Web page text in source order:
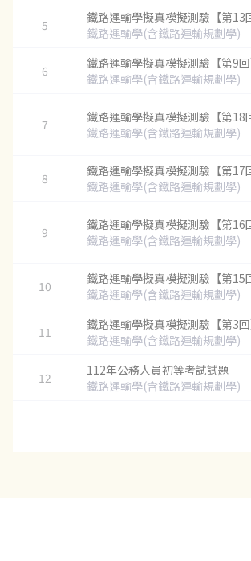
5
鐵路運輸學擬真模擬測驗【第13
鐵路運輸學(含鐵路運輸規劃學)
6
鐵路運輸學擬真模擬測驗【第9回
鐵路運輸學(含鐵路運輸規劃學)
7
鐵路運輸學擬真模擬測驗【第18
鐵路運輸學(含鐵路運輸規劃學)
8
鐵路運輸學擬真模擬測驗【第17
鐵路運輸學(含鐵路運輸規劃學)
9
鐵路運輸學擬真模擬測驗【第16
鐵路運輸學(含鐵路運輸規劃學)
10
鐵路運輸學擬真模擬測驗【第15
鐵路運輸學(含鐵路運輸規劃學)
11
鐵路運輸學擬真模擬測驗【第3回
鐵路運輸學(含鐵路運輸規劃學)
12
112年公務人員初等考試試題
鐵路運輸學(含鐵路運輸規劃學)